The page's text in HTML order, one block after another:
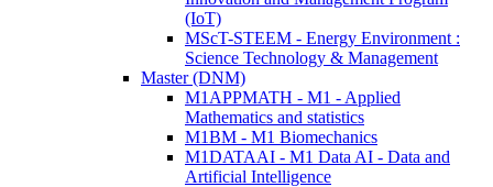
(IoT)
MScT-STEEM - Energy Environment :
Science Technology & Management
Master (DNM)
M1APPMATH - M1 - Applied
Mathematics and statistics
M1BM - M1 Biomechanics
M1DATAAI - M1 Data AI - Data and
Artificial Intelligence